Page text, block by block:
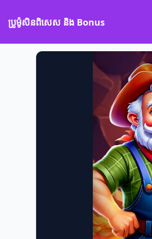
ប្រូម៉ូសិនពិសេស និង Bonus